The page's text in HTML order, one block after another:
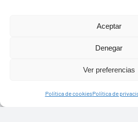
Aceptar
Denegar
Ver preferencias
Política de cookiesPolítica de
© Copyright2026 Ayuntamiento